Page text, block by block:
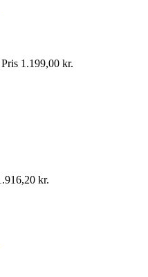
Pris 1.199,00 kr.
kr.